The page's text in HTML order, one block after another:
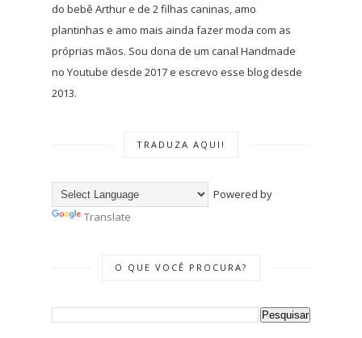
do bebê Arthur e de 2 filhas caninas, amo
plantinhas e amo mais ainda fazer moda com as
próprias mãos. Sou dona de um canal Handmade
no Youtube desde 2017 e escrevo esse blog desde
2013.
TRADUZA AQUI!
Powered by
Translate
O QUE VOCÊ PROCURA?